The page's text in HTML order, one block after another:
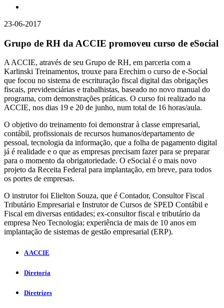
23-06-2017
Grupo de RH da ACCIE promoveu curso de eSocial
A ACCIE, através de seu Grupo de RH, em parceria com a
Karlinski Treinamentos, trouxe para Erechim o curso de e-Social
que focou no sistema de escrituração fiscal digital das obrigações
fiscais, previdenciárias e trabalhistas, baseado no novo manual do
programa, com demonstrações práticas. O curso foi realizado na
ACCIE, nos dias 19 e 20 de junho, num total de 16 horas/aula.
O objetivo do treinamento foi demonstrar à classe empresarial,
contábil, profissionais de recursos humanos/departamento de
pessoal, tecnologia da informação, que a folha de pagamento digital
já é realidade e o que as empresas precisam fazer para se preparar
para o momento da obrigatoriedade. O eSocial é o mais novo
projeto da Receita Federal para implantação, em breve, para todos
os portes de empresas.
O instrutor foi Elielton Souza, que é Contador, Consultor Fiscal
Tributário Empresarial e Instrutor de Cursos de SPED Contábil e
Fiscal em diversas entidades; ex-consultor fiscal e tributário da
empresa Neo Tecnologia; experiência de mais de 10 anos em
implantação de sistemas de gestão empresarial (ERP).
A ACCIE
Diretoria
Diretrizes